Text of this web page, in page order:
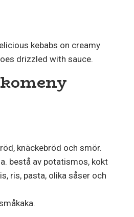
knäckebröd och smör.
bestå av potatismos, kokt
ris, pasta, olika såser och